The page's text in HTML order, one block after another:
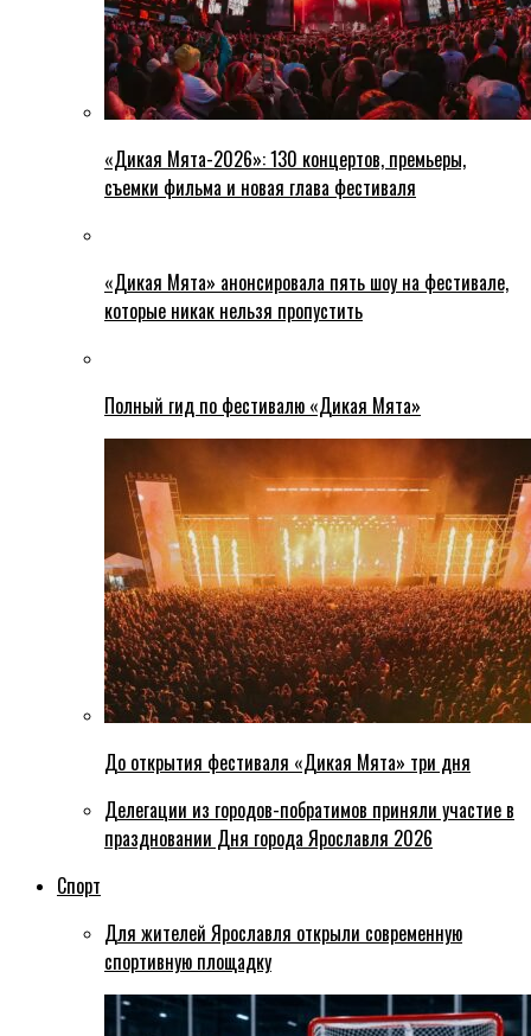
«Дикая Мята-2026»: 130 концертов, премьеры,
съемки фильма и новая глава фестиваля
«Дикая Мята» анонсировала пять шоу на фестивале,
которые никак нельзя пропустить
Полный гид по фестивалю «Дикая Мята»
До открытия фестиваля «Дикая Мята» три дня
Делегации из городов-побратимов приняли участие в
праздновании Дня города Ярославля 2026
Спорт
Для жителей Ярославля открыли современную
спортивную площадку